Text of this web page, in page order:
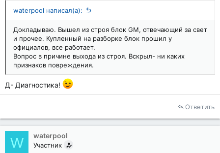
waterpool написал(а):
Докладываю. Вышел из строя блок GM, отвечающий за свет
и прочее. Купленный на разборке блок прошил у
официалов, все работает.
Вопрос в причине выхода из строя. Вскрыл- ни каких
признаков повреждения.
Д- Диагностика!
Ответить
W waterpool
Участник